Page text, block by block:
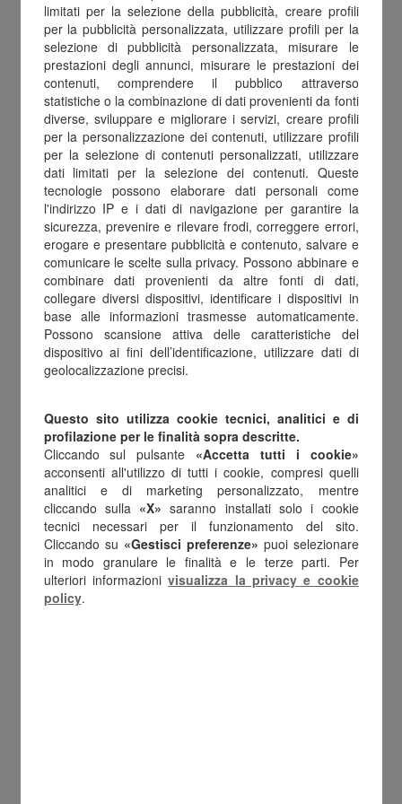
Fringe Benefit Card: la
soluzione digitale che lascia
libertà di scelta
Uno dei principali vantaggi di Fringe Benefit
Card è la sua flessibilità. Non si tratta di una
semplice gift card legata a un singolo brand,
ma di un buono digitale multibrand che
permette di scegliere liberamente come
utilizzare il credito disponibile.
Le aziende possono acquistare e distribuire le
card in pochi click, senza costi di logistica o
spedizione, inviandole direttamente via email o
tramite voucher digitale. Il dipendente, invece,
codice nel wallet digitale e convertire il credito
nelle gift card preferite.
Tra i vantaggi più apprezzati:
gestione completamente digitale
utilizzo immediato da smartphone
oltre 150 brand disponibili
limitati per la selezione della pubblicità, creare profili
per la pubblicità personalizzata, utilizzare profili per la
selezione di pubblicità personalizzata, misurare le
prestazioni degli annunci, misurare le prestazioni dei
contenuti, comprendere il pubblico attraverso
statistiche o la combinazione di dati provenienti da fonti
diverse, sviluppare e migliorare i servizi, creare profili
per la personalizzazione dei contenuti, utilizzare profili
per la selezione di contenuti personalizzati, utilizzare
dati limitati per la selezione dei contenuti. Queste
tecnologie possono elaborare dati personali come
l'indirizzo IP e i dati di navigazione per garantire la
sicurezza, prevenire e rilevare frodi, correggere errori,
erogare e presentare pubblicità e contenuto, salvare e
comunicare le scelte sulla privacy. Possono abbinare e
combinare dati provenienti da altre fonti di dati,
collegare diversi dispositivi, identificare i dispositivi in
base alle informazioni trasmesse automaticamente.
Possono scansione attiva delle caratteristiche del
dispositivo ai fini dell’identificazione, utilizzare dati di
geolocalizzazione precisi.
Questo sito utilizza cookie tecnici, analitici e di
profilazione per le finalità sopra descritte.
Cliccando sul pulsante «Accetta tutti i cookie»
acconsenti all'utilizzo di tutti i cookie, compresi quelli
analitici e di marketing personalizzato, mentre
cliccando sulla «X» saranno installati solo i cookie
tecnici necessari per il funzionamento del sito.
Cliccando su «Gestisci preferenze» puoi selezionare
in modo granulare le finalità e le terze parti. Per
ulteriori informazionivisualizza la privacy e cookie
policy.